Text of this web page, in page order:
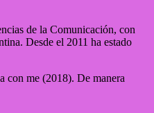
de la Comunicación, con
Desde el 2011 ha estado
con me (2018). De manera